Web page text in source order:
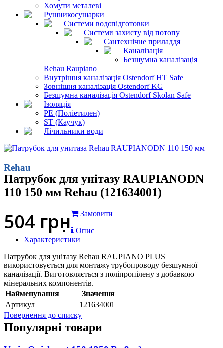
Хомути металеві
Рушникосушарки
Системи водопідготовки
Системи захисту від потопу
Сантехнічне приладдя
Каналізація
Безшумна каналізація
Rehau Raupiano
Внутрішня каналізація Ostendorf HT Safe
Зовнішня каналізація Ostendorf KG
Безшумна каналізація Ostendorf Skolan Safe
Ізоляція
PE (Поліетилен)
ST (Каучук)
Лічильники води
Rehau
Патрубок для унітазу RAUPIANODN
110 150 мм Rehau (121634001)
504 грн
Замовити
Опис
Характеристики
Патрубок для унітазу Rehau RAUPIANO PLUS
використовується для монтажу трубопроводу безшумної
каналізації. Виготовляється з поліпропілену з добавкою
мінеральних компонентів.
Найменування
Значення
Артикул
121634001
Повернення до списку
Популярні товари